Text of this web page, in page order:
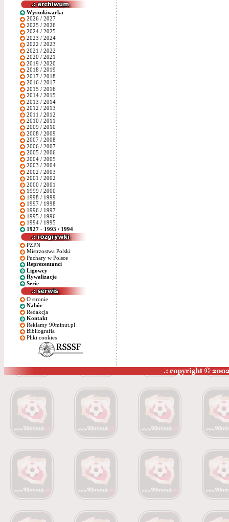
Wyszukiwarka
2026 / 2027
2025 / 2026
2024 / 2025
2023 / 2024
2022 / 2023
2021 / 2022
2020 / 2021
2019 / 2020
2018 / 2019
2017 / 2018
2016 / 2017
2015 / 2016
2014 / 2015
2013 / 2014
2012 / 2013
2011 / 2012
2010 / 2011
2009 / 2010
2008 / 2009
2007 / 2008
2006 / 2007
2005 / 2006
2004 / 2005
2003 / 2004
2002 / 2003
2001 / 2002
2000 / 2001
1999 / 2000
1998 / 1999
1997 / 1998
1996 / 1997
1995 / 1996
1994 / 1995
1927 - 1993 / 1994
PZPN
Mistrzostwa Polski
Puchary w Polsce
Reprezentanci
Ligowcy
Rywalizacje
Serie
O stronie
Nabór
Redakcja
Kontakt
Reklamy 90minut.pl
Bibliografia
Pliki cookies